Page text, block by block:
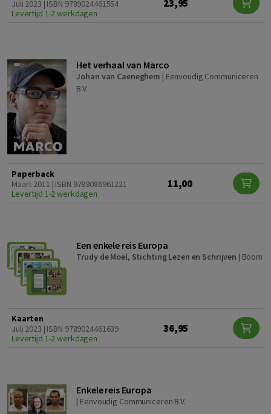
Juli 2023 | ISBN 9789024461554
Levertijd 1-2 werkdagen
23,95
Het verhaal van Marco
Johan van Caeneghem | Eenvoudig Communiceren
B.V.
Paperback
Maart 2011 | ISBN 9789086961221
Levertijd 1-2 werkdagen
11,00
Een enkele reis Europa
Trudy de Moel, Stichting Lezen en Schrijven | Boom
Kaarten
Juli 2023 | ISBN 9789024461639
Levertijd 1-2 werkdagen
36,95
Enkele reis Europa
| Eenvoudig Communiceren B.V.